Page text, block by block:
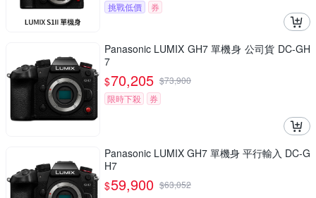
挑戰低價 券
Panasonic LUMIX GH7 單機身 公司貨 DC-GH
7
$70,205 $73,900
限時下殺
券
Panasonic LUMIX GH7 單機身 平行輸入 DC-G
H7
$59,900 $63,052